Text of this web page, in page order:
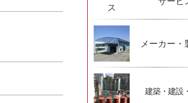
メーカー・
建築・建設